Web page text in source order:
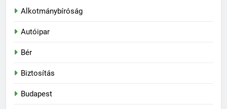
Alkotmánybíróság
Autóipar
Bér
Biztosítás
Budapest